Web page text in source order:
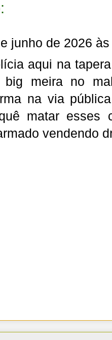
junho de 2026
aqui na
big meira no
na via
matar esses
vendendo